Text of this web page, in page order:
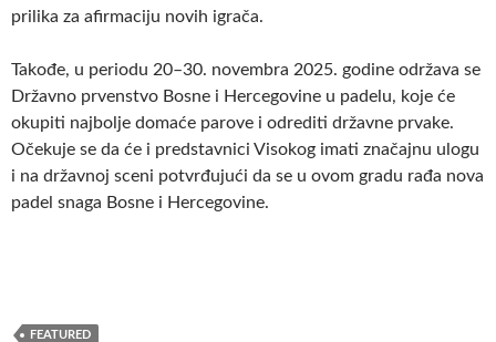
prilika za afirmaciju novih igrača.
Takođe, u periodu 20–30. novembra 2025. godine održava se
Državno prvenstvo Bosne i Hercegovine u padelu, koje će
okupiti najbolje domaće parove i odrediti državne prvake.
Očekuje se da će i predstavnici Visokog imati značajnu ulogu
i na državnoj sceni potvrđujući da se u ovom gradu rađa nova
padel snaga Bosne i Hercegovine.
FEATURED